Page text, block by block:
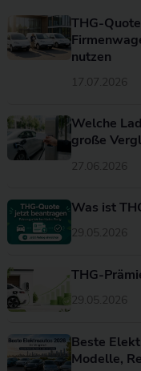
THG-
nutzen
17.07.2026
Welche
große
27.06.2026
Was ist
29.05.2026
THG-
29.05.2026
Beste
Modelle,